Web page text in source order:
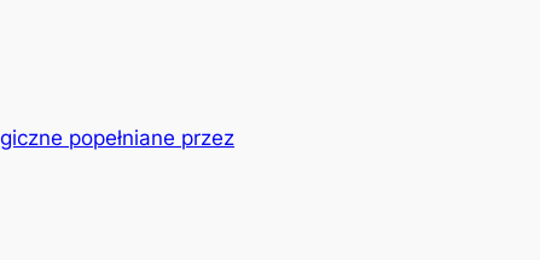
popełniane przez